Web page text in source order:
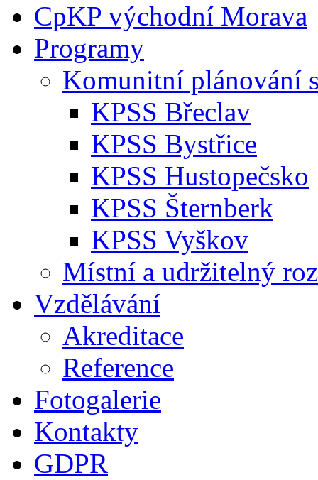
CpKP východní Morava
Programy
Komunitní plánování
KPSS Břeclav
KPSS Bystřice
KPSS Hustopečsko
KPSS Šternberk
KPSS Vyškov
Místní a udržitelný
Vzdělávání
Akreditace
Reference
Fotogalerie
Kontakty
GDPR